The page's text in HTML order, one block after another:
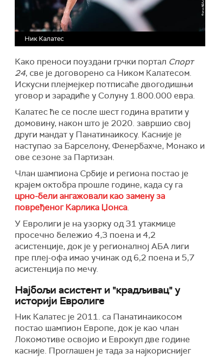
Ник Калатес
Како преноси поуздани грчки портал Спорт
24, све је договорено са Ником Калатесом.
Искусни плејмејкер потписаће двогодишњи
уговор и зарадиће у Солуну 1.800.000 евра.
Калатес ће се после шест година вратити у
домовину, након што је 2020. завршио свој
други мандат у Панатинаикосу. Касније је
наступао за Барселону, Фенербахче, Монако и
ове сезоне за Партизан.
Члан шампиона Србије и региона постао је
крајем октобра прошле године, када су га
црно-бели ангажовали као замену за
повређеног Карлика Џонса.
У Евролиги је на узорку од 31 утакмице
просечно бележио 4,3 поена и 4,2
асистенције, док је у регионалној АБА лиги
пре плеј-офа имао учинак од 6,2 поена и 5,7
асистенција по мечу.
Најбољи асистент и "крадљивац" у
историји Евролиге
Ник Калатес је 2011. са Панатинаикосом
постао шампион Европе, док је као члан
Локомотиве освојио и Еврокуп две године
касније. Проглашен је тада за најкориснијег